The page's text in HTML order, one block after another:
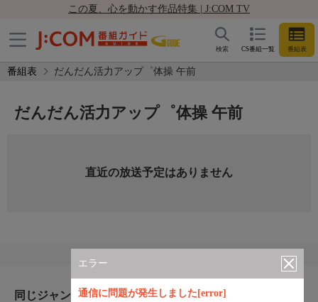
この夏、心を動かす作品特集 | J:COM TV
CS番組一覧 番組表
検索
番組表 だんだん活力アップ゜体操 午前
エラー
通信に問題が発生しました[error]
だんだん活力アップ゜体操 午前
直近の放送予定はありません
同じジャンルのおすすめ番組